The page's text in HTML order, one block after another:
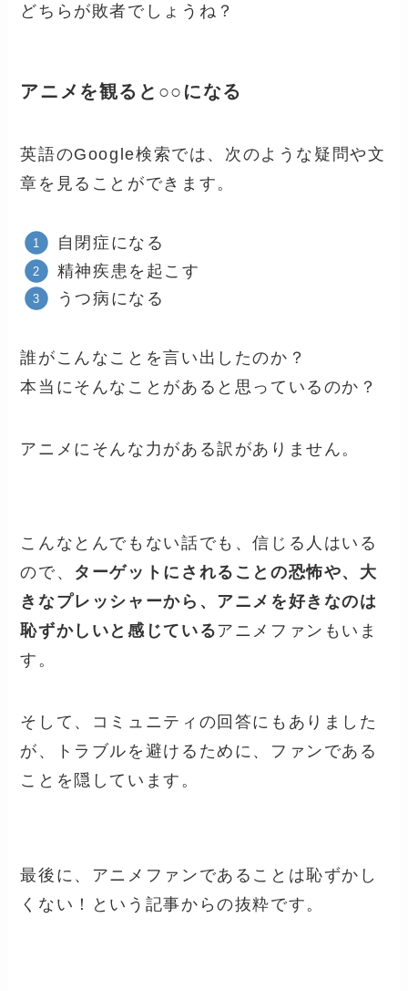
どちらが敗者でしょうね？
アニメを観ると○○になる
英語のGoogle検索では、次のような疑問や文
章を見ることができます。
自閉症になる
精神疾患を起こす
うつ病になる
誰がこんなことを言い出したのか？
本当にそんなことがあると思っているのか？
アニメにそんな力がある訳がありません。
こんなとんでもない話でも、信じる人はいる
ので、 ターゲットにされることの恐怖や、大
きなプレッシャーから、アニメを好きなのは
恥ずかしいと感じているアニメファンもいま
す。
そして、コミュニティの回答にもありました
が、トラブルを避けるために、ファンである
ことを隠しています。
最後に、アニメファンであることは恥ずかし
くない！という記事からの抜粋です。